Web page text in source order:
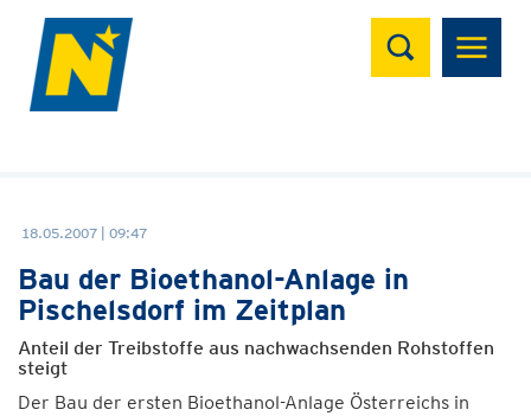
Suchen
18.05.2007 | 09:47
Bau der Bioethanol-Anlage in
Pischelsdorf im Zeitplan
Anteil der Treibstoffe aus nachwachsenden Rohstoffen
steigt
Der Bau der ersten Bioethanol-Anlage Österreichs in